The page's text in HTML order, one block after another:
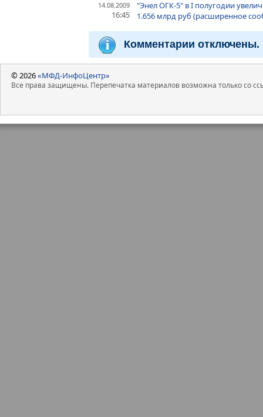
14.08.2009
16:45
"Энел ОГК-5" в I полугодии
1.656 млрд руб (расширенное
Комментарии отключены.
© 2026«МФД-ИнфоЦентр»
Все права защищены. Перепечатка материалов возможна только со